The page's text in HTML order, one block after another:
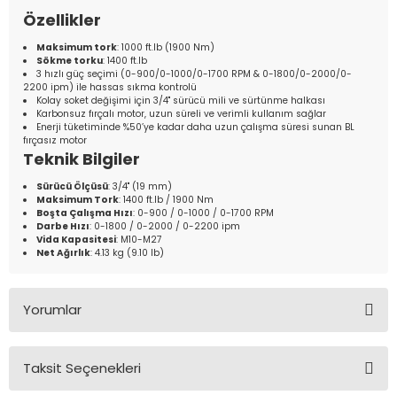
Özellikler
Maksimum tork: 1000 ft.lb (1900 Nm)
Sökme torku: 1400 ft.lb
3 hızlı güç seçimi (0-900/0-1000/0-1700 RPM & 0-1800/0-2000/0-
2200 ipm) ile hassas sıkma kontrolü
Kolay soket değişimi için 3/4" sürücü mili ve sürtünme halkası
Karbonsuz fırçalı motor, uzun süreli ve verimli kullanım sağlar
Enerji tüketiminde %50’ye kadar daha uzun çalışma süresi sunan BL
fırçasız motor
Teknik Bilgiler
Sürücü Ölçüsü: 3/4" (19 mm)
Maksimum Tork: 1400 ft.lb / 1900 Nm
Boşta Çalışma Hızı: 0-900 / 0-1000 / 0-1700 RPM
Darbe Hızı: 0-1800 / 0-2000 / 0-2200 ipm
Vida Kapasitesi: M10-M27
Net Ağırlık: 4.13 kg (9.10 lb)
Yorumlar
Taksit Seçenekleri